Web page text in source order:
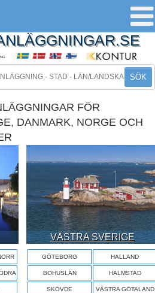
SÖK
FÖR
DANMARK, NORGE OCH
VÄSTRA SVERIGE
GÖTEBORG HALLAND
BOHUSLÄN HALMSTAD
SKÖVDE VÄSTRA GÖTALAND